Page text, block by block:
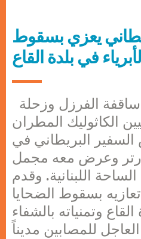
يعزي بسقوط
في بلدة القاع
الكاثوليك المطران
البريطاني في
وعرض معه مجمل
اللبنانية. وقدم
بسقوط الضحايا
القاع وتمنياته بالشفاء